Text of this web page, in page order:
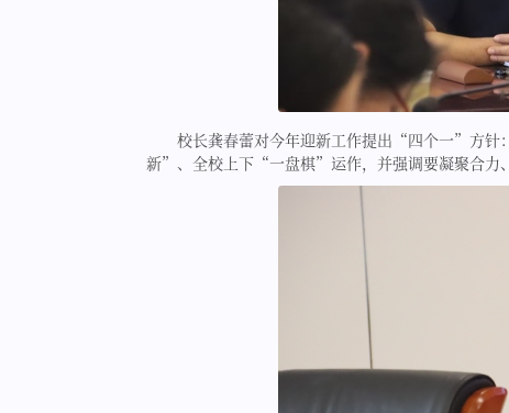
校长龚春蕾对今年迎新工作提出“四个一”方
新”、全校上下“一盘棋”运作，并强调要凝聚合力